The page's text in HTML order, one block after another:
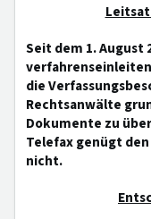
Seit dem 1. August
die
Rechtsanwälte
Dokumente zu
Telefax genügt
nicht.